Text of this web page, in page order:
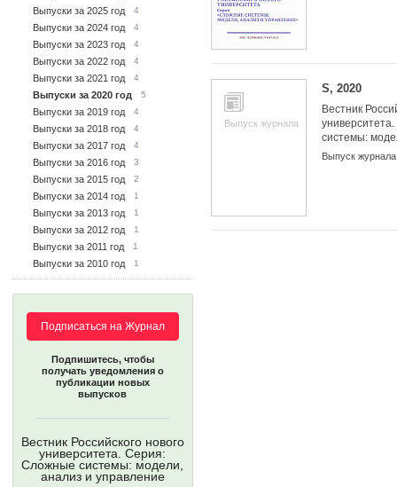
Выпуски за 2025 год 4
Выпуски за 2024 год 4
Выпуски за 2023 год 4
Выпуски за 2022 год 4
Выпуски за 2021 год 4
Выпуски за 2020 год 5
Выпуски за 2019 год 4
Выпуски за 2018 год 4
Выпуски за 2017 год 4
Выпуски за 2016 год 3
Выпуски за 2015 год 2
Выпуски за 2014 год 1
Выпуски за 2013 год 1
Выпуски за 2012 год 1
Выпуски за 2011 год 1
Выпуски за 2010 год 1
Подписаться на Журнал
Подпишитесь, чтобы
получать уведомления о
публикации новых
выпусков
Вестник Российского нового
университета. Серия:
Сложные системы: модели,
анализ и управление
Выпуск журнала
S, 2020
Вестник
системы:
управление
Выпуск журнала